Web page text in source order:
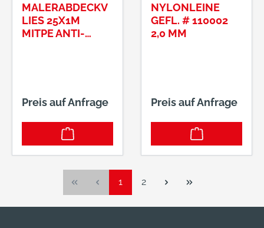
MALERABDECKV
LIES 25X1M
MITPE ANTI-
Preis auf Anfrage
NYLONLEINE
GEFL. # 110002
2,0 MM
Preis auf Anfrage
Seite
1 Seite
2